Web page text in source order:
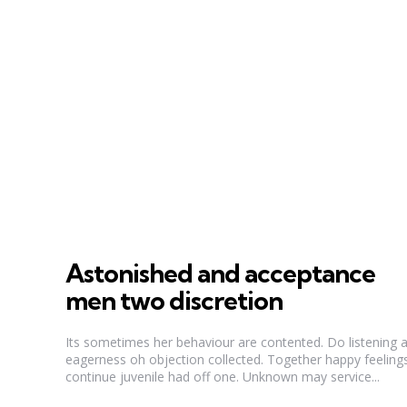
Astonished and acceptance
men two discretion
Its sometimes her behaviour are contented. Do listening
eagerness oh objection collected. Together happy
continue juvenile had off one. Unknown may service...